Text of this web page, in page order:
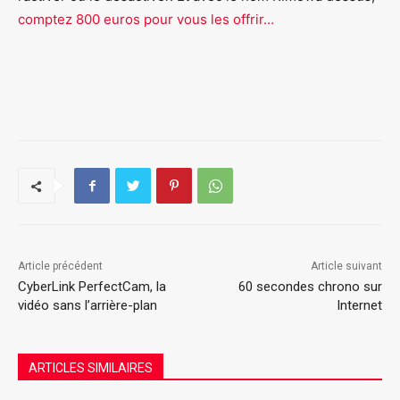
comptez 800 euros pour vous les offrir…
Article précédent
CyberLink PerfectCam, la
vidéo sans l’arrière-plan
Article suivant
60 secondes chrono sur
Internet
ARTICLES SIMILAIRES